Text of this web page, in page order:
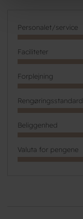
Personalet/service
Faciliteter
Forplejning
Rengøringsstandard
Beliggenhed
Valuta for pengene